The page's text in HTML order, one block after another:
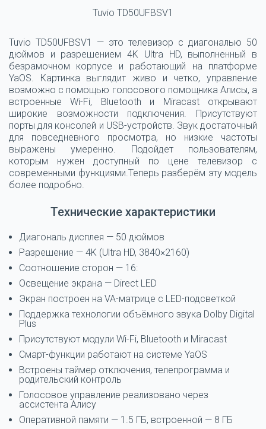
Tuvio TD50UFBSV1
Tuvio TD50UFBSV1 — это телевизор с диагональю 50
дюймов и разрешением 4K Ultra HD, выполненный в
безрамочном корпусе и работающий на платформе
YaOS. Картинка выглядит живо и четко, управление
возможно с помощью голосового помощника Алисы, а
встроенные Wi-Fi, Bluetooth и Miracast открывают
широкие возможности подключения. Присутствуют
порты для консолей и USB-устройств. Звук достаточный
для повседневного просмотра, но низкие частоты
выражены умеренно. Подойдет пользователям,
которым нужен доступный по цене телевизор с
современными функциями.Теперь разберём эту модель
более подробно.
Технические характеристики
Диагональ дисплея — 50 дюймов
Разрешение — 4K (Ultra HD, 3840×2160)
Соотношение сторон — 16:
Освещение экрана — Direct LED
Экран построен на VA-матрице с LED-подсветкой
Поддержка технологии объёмного звука Dolby Digital
Plus
Присутствуют модули Wi-Fi, Bluetooth и Miracast
Смарт-функции работают на системе YaOS
Встроены таймер отключения, телепрограмма и
родительский контроль
Голосовое управление реализовано через
ассистента Алису
Оперативной памяти — 1.5 ГБ, встроенной — 8 ГБ